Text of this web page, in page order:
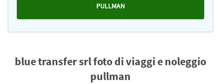
PULLMAN
blue transfer srl foto di viaggi e noleggio
pullman